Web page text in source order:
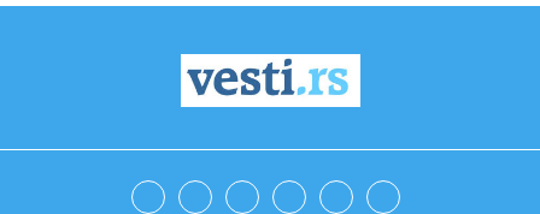
Jedna navika može da otkrije nevjerne muškarce
23:14:Vic dana: Tata i sin